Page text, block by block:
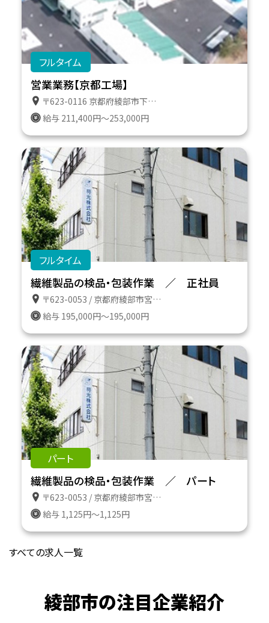
フルタイム
営業業務【京都工場】
〒623-0116 京都府綾部市下八田町上澤１０－５ 京都工場トラックターミナル
給与 211,400円～253,000円
フルタイム
繊維製品の検品・包装作業 ／ 正社員
〒623-0053 / 京都府綾部市宮代町前田１３の６
給与 195,000円～195,000円
パート
繊維製品の検品・包装作業 ／ パート
〒623-0053 / 京都府綾部市宮代町前田１３の６
給与 1,125円～1,125円
すべての求人一覧
綾部市の注目企業紹介